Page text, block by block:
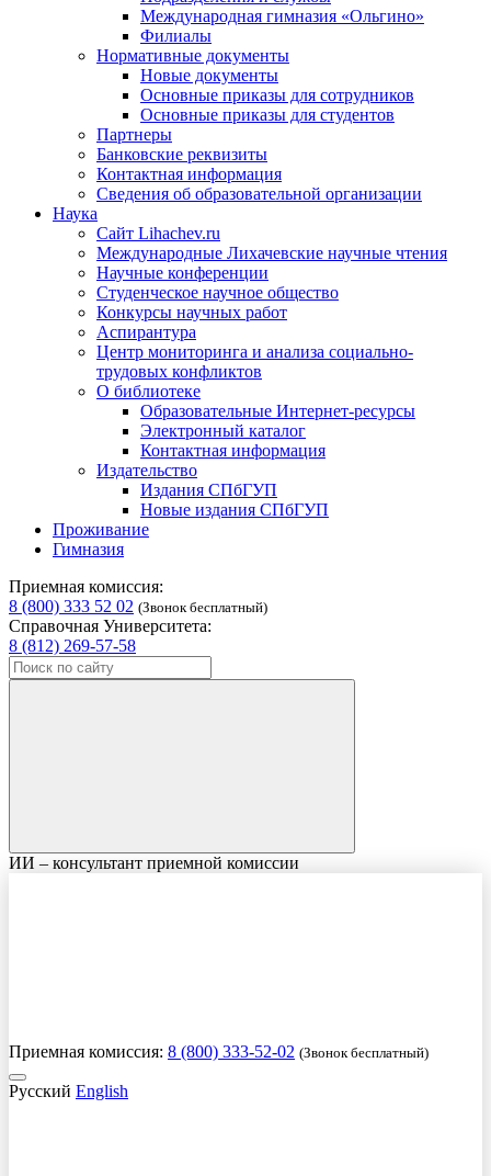
Международная гимназия «Ольгино»
Филиалы
Нормативные документы
Новые документы
Основные приказы для сотрудников
Основные приказы для студентов
Партнеры
Банковские реквизиты
Контактная информация
Сведения об образовательной организации
Наука
Сайт Lihachev.ru
Международные Лихачевские научные чтения
Научные конференции
Студенческое научное общество
Конкурсы научных работ
Аспирантура
Центр мониторинга и анализа социально-
трудовых конфликтов
О библиотеке
Образовательные Интернет-ресурсы
Электронный каталог
Контактная информация
Издательство
Издания СПбГУП
Новые издания СПбГУП
Проживание
Гимназия
Приемная комиссия:
8 (800) 333 52 02 (Звонок бесплатный)
Справочная Университета:
8 (812) 269-57-58
ИИ – консультант приемной комиссии
Приемная комиссия: 8 (800) 333-52-02 (Звонок бесплатный)
Русский English